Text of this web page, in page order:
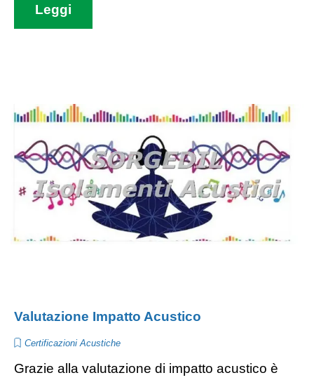
Leggi
Valutazione Impatto Acustico
Certificazioni Acustiche
Grazie alla valutazione di impatto acustico è